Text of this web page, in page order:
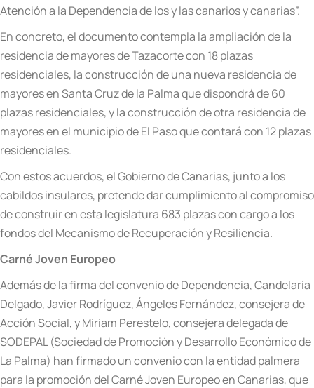
Atención a la Dependencia de los y las canarios y canarias”.
En concreto, el documento contempla la ampliación de la
residencia de mayores de Tazacorte con 18 plazas
residenciales, la construcción de una nueva residencia de
mayores en Santa Cruz de la Palma que dispondrá de 60
plazas residenciales, y la construcción de otra residencia de
mayores en el municipio de El Paso que contará con 12 plazas
residenciales.
Con estos acuerdos, el Gobierno de Canarias, junto a los
cabildos insulares, pretende dar cumplimiento al compromiso
de construir en esta legislatura 683 plazas con cargo a los
fondos del Mecanismo de Recuperación y Resiliencia.
Carné Joven Europeo
Además de la firma del convenio de Dependencia, Candelaria
Delgado, Javier Rodríguez, Ángeles Fernández, consejera de
Acción Social, y Miriam Perestelo, consejera delegada de
SODEPAL (Sociedad de Promoción y Desarrollo Económico de
La Palma) han firmado un convenio con la entidad palmera
para la promoción del Carné Joven Europeo en Canarias, que